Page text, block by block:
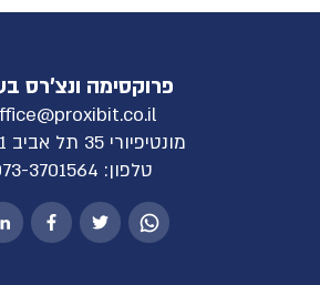
פרוקסימה ונצ'רס
מונטיפיורי 35 תל אביב 65201
טלפון: 3701564